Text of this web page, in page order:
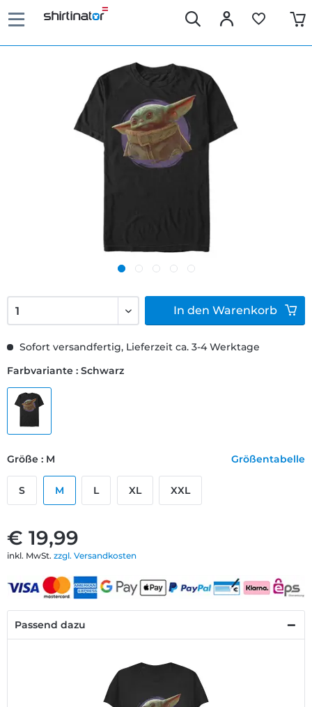
€ 19,99
inkl. MwSt. zzgl. Versandkosten
Sofort versandfertig, Lieferzeit ca. 3-4 Werktage
Farbvariante : Schwarz
Größe : M Größentabelle
S M L XL XXL
In den Warenkorb
Passend dazu